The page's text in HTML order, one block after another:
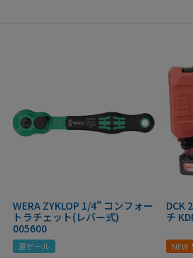
WERA ZYKLOP 1/4" コンフォー
トラチェット(レバー式)
005600
夏セール
DCK
チ
NEW